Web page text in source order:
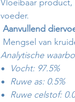
Vloeibaar
voeder.
Aanvullend
Mengsel van
Analytische
Vocht: 97.5%
Ruwe as: 0.5%
Ruwe celstof: